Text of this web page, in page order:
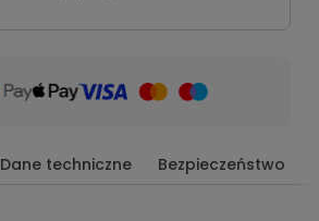
Dane techniczne Bezpieczeństwo